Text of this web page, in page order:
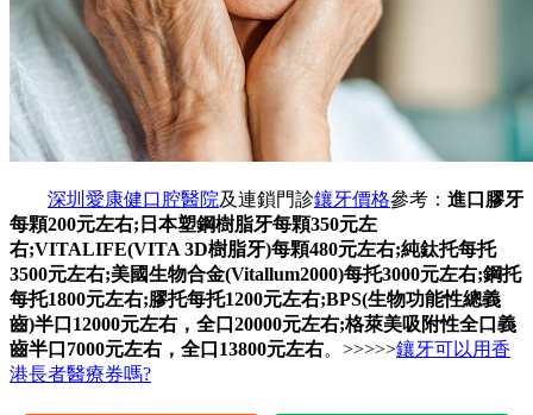
深圳愛康健口腔醫院及連鎖門診鑲牙價格參考： 進口膠牙
每顆200元左右;日本塑鋼樹脂牙每顆350元左
右;VITALIFE(VITA 3D樹脂牙)每顆480元左右;純鈦托每托
3500元左右;美國生物合金(Vitallum2000)每托3000元左右;鋼托
每托1800元左右;膠托每托1200元左右;BPS(生物功能性總義
齒)半口12000元左右，全口20000元左右;格萊美吸附性全口義
齒半口7000元左右，全口13800元左右。>>>>>鑲牙可以用香
港長者醫療券嗎?